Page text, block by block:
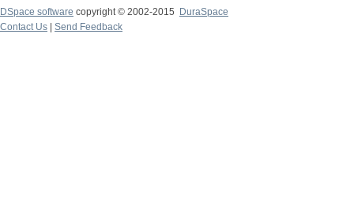
DSpace software copyright © 2002-2015
DuraSpace
Contact Us
Send Feedback